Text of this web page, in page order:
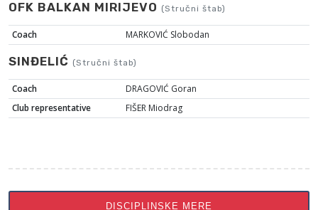
OFK BALKAN MIRIJEVO (Stručni štab)
Coach MARKOVIĆ Slobodan
SINĐELIĆ (Stručni štab)
Coach
DRAGOVIĆ Goran
Club representative
FIŠER Miodrag
DISCIPLINSKE MERE